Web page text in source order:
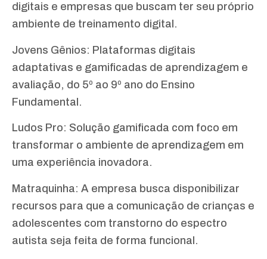
digitais e empresas que buscam ter seu próprio
ambiente de treinamento digital.
Jovens Gênios: Plataformas digitais
adaptativas e gamificadas de aprendizagem e
avaliação, do 5º ao 9º ano do Ensino
Fundamental.
Ludos Pro: Solução gamificada com foco em
transformar o ambiente de aprendizagem em
uma experiência inovadora.
Matraquinha: A empresa busca disponibilizar
recursos para que a comunicação de crianças e
adolescentes com transtorno do espectro
autista seja feita de forma funcional.